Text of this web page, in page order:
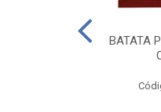
BATATA